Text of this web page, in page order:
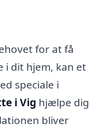
for at få
dit hjem, kan et
speciale i
i Vig hjælpe dig
bliver